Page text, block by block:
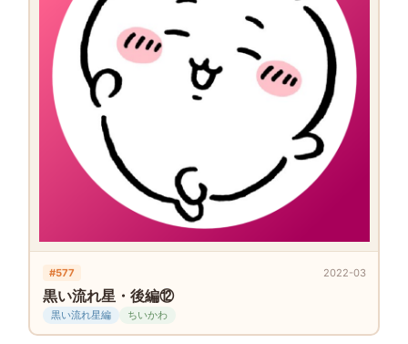
#577 2022-03
黒い流れ星・後編⑫
黒い流れ星編 ちいかわ